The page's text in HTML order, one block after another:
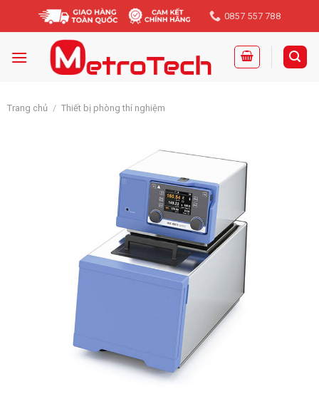
0857 557 788
Trang chủ / Thiết bị phòng thí nghiệm